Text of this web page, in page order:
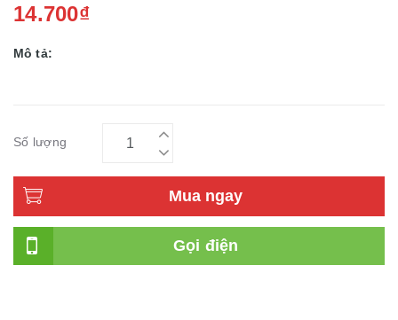
14.700₫
Mô tả:
Số lượng
Mua ngay
Gọi điện